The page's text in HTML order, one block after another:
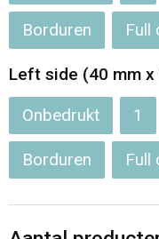
Borduren Full
Left side (40 mm x
Onbedrukt 1
Borduren Full